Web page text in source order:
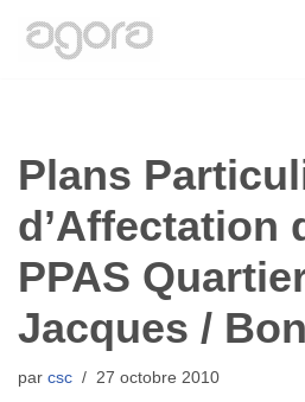
Plans
d’Affectation
PPAS
Jacques /
par csc 27 octobre 2010